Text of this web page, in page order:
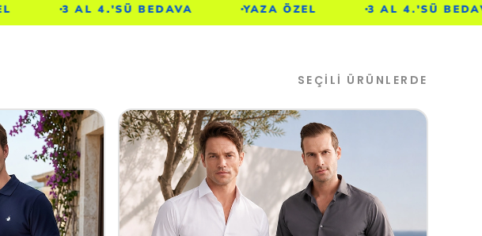
BEDAVA YAZA ÖZEL 3 AL 4.'SÜ BEDAVA YAZA
SEÇİLİ ÜRÜNLERDE